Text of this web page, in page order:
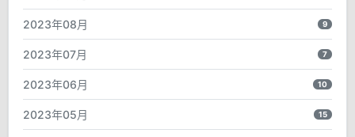
2023年08月 9
2023年07月 7
2023年06月 10
2023年05月 15